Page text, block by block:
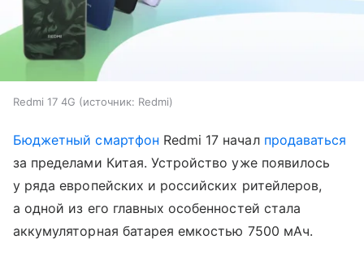
Redmi 17 4G источник: Redmi
Бюджетный смартфон Redmi 17 начал продаваться
за пределами Китая. Устройство уже появилось
у ряда европейских и российских ритейлеров,
а одной из его главных особенностей стала
аккумуляторная батарея емкостью 7500 мАч.